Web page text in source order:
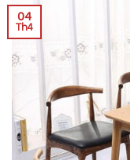
04
Th4